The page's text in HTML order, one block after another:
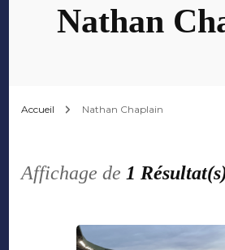
Nathan
Accueil Nathan Chaplain
Affichage de1